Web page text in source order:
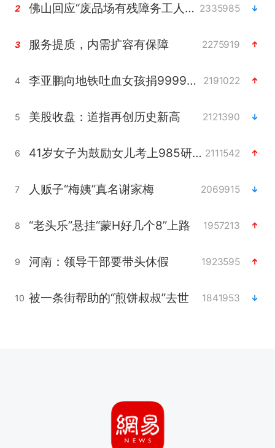
2 佛山回应“废品场有残障务工人员” 2335985
3 服务提质，内需扩容有保障 2275919
4 李亚鹏向地铁吐血女孩捐99999元 2191022
5 美股收盘：道指再创历史新高 2121390
6 41岁女子为鼓励女儿考上985研究生 2111542
7 人贩子“梅姨”真名谢家梅 2069915
8 “老头乐”悬挂“蒙H好几个8”上路 1957213
9 河南：领导干部要带头休假 1923595
10 被一条街帮助的“煎饼叔叔”去世 1841953